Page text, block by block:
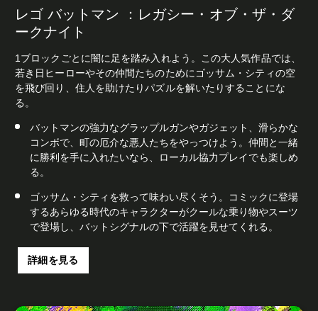
レゴ バットマン ：レガシー・オブ・ザ・ダ
ークナイト
1ブロックごとに闇に足を踏み入れよう。この大人気作品では、
若き日ヒーローやその仲間たちのためにゴッサム・シティの空
を飛び回り、住人を助けたりパズルを解いたりすることにな
る。
バットマンの強力なグラップルガンやガジェット、滑らかな
コンボで、町の厄介な悪人たちをやっつけよう。仲間と一緒
に勝利を手に入れたいなら、ローカル協力プレイでも楽しめ
る。
ゴッサム・シティを救って味わい尽くそう。コミックに登場
するあらゆる時代のキャラクターがクールな乗り物やスーツ
で登場し、バットシグナルの下で活躍を見せてくれる。
詳細を見る